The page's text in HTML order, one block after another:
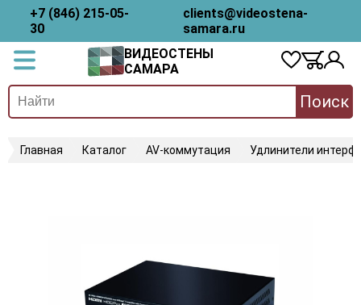
+7 (846) 215-05-
30
clients@videostena-
samara.ru
ВИДЕОСТЕНЫ
САМАРА
Поиск
Главная Каталог AV-коммутация Удлинители